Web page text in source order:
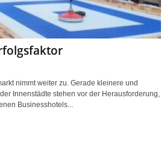
nimmt weiter zu. Gerade kleinere und
Innenstädte stehen vor der Herausforderung,
Businesshotels...